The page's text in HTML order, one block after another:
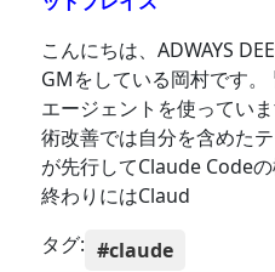
こんにちは、ADWAYS
GMをしている岡村です
エージェントを使ってい
術改善では自分を含めた
が先行してClaude Code
終わりにはClaud
タグ: #claude